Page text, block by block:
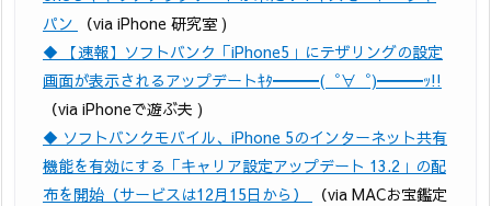
パン
（via iPhone 研究室 )
◆ 【速報】ソフトバンク「iPhone5」にテザリングの設定
画面が表示されるアップデートｷﾀ━━━(゜∀゜)━━━ｯ!!
（via iPhoneで遊ぶ夫 )
◆ ソフトバンクモバイル、iPhone 5のインターネット共有
機能を有効にする「キャリア設定アップデート 13.2」の配
布を開始（サービスは12月15日から）
（via MACお宝鑑定